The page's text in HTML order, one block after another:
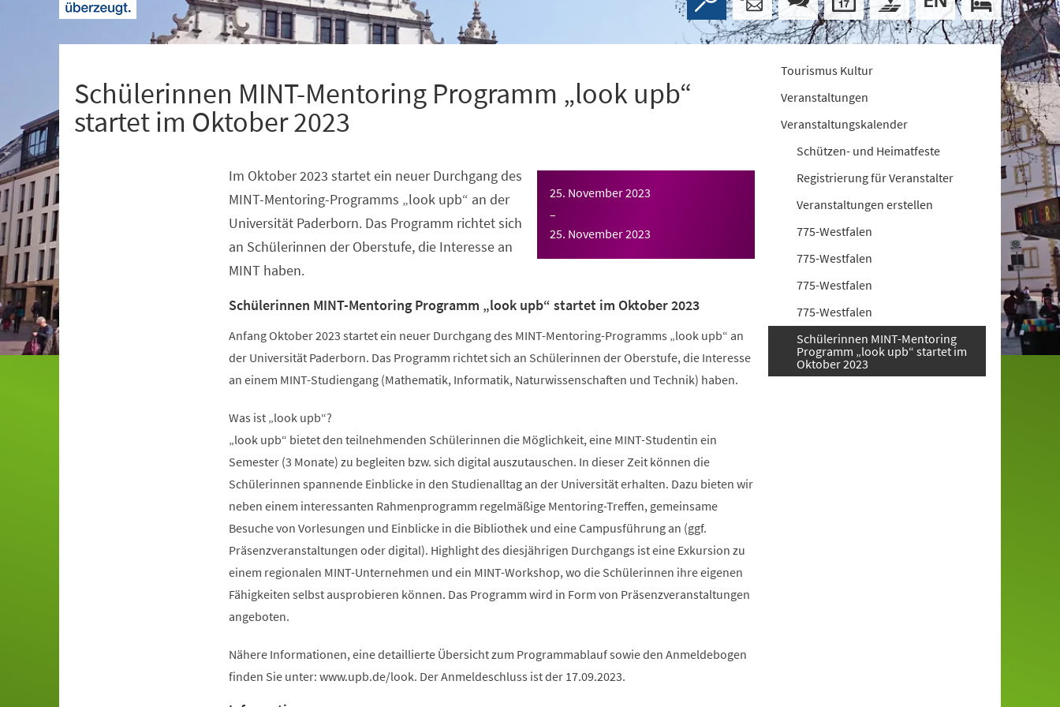
Schülerinnen MINT-Mentoring Programm „look upb“
startet im Oktober 2023
25. November 2023
–
25. November 2023
Im Oktober 2023 startet ein neuer Durchgang des
MINT-Mentoring-Programms „look upb“ an der
Universität Paderborn. Das Programm richtet sich
an Schülerinnen der Oberstufe, die Interesse an
MINT haben.
Schülerinnen MINT-Mentoring Programm „look upb“ startet im Oktober 2023
Anfang Oktober 2023 startet ein neuer Durchgang des MINT-Mentoring-Programms „look upb“ an
der Universität Paderborn. Das Programm richtet sich an Schülerinnen der Oberstufe, die Interesse
an einem MINT-Studiengang (Mathematik, Informatik, Naturwissenschaften und Technik) haben.
Was ist „look upb“?
„look upb“ bietet den teilnehmenden Schülerinnen die Möglichkeit, eine MINT-Studentin ein
Semester (3 Monate) zu begleiten bzw. sich digital auszutauschen. In dieser Zeit können die
Schülerinnen spannende Einblicke in den Studienalltag an der Universität erhalten. Dazu bieten wir
neben einem interessanten Rahmenprogramm regelmäßige Mentoring-Treffen, gemeinsame
Besuche von Vorlesungen und Einblicke in die Bibliothek und eine Campusführung an (ggf.
Präsenzveranstaltungen oder digital). Highlight des diesjährigen Durchgangs ist eine Exkursion zu
einem regionalen MINT-Unternehmen und ein MINT-Workshop, wo die Schülerinnen ihre eigenen
Fähigkeiten selbst ausprobieren können. Das Programm wird in Form von Präsenzveranstaltungen
angeboten.
Nähere Informationen, eine detaillierte Übersicht zum Programmablauf sowie den Anmeldebogen
finden Sie unter: www.upb.de/look. Der Anmeldeschluss ist der 17.09.2023.
Tourismus Kultur
Veranstaltungen
Veranstaltungskalender
Schützen- und Heimatfeste
Registrierung für Veranstalter
Veranstaltungen erstellen
775-Westfalen
775-Westfalen
775-Westfalen
775-Westfalen
Schülerinnen MINT-Mentoring
Programm „look upb“ startet im
Oktober 2023